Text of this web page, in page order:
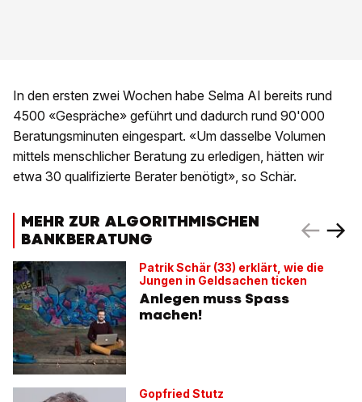
In den ersten zwei Wochen habe Selma AI bereits rund
4500 «Gespräche» geführt und dadurch rund 90'000
Beratungsminuten eingespart. «Um dasselbe Volumen
mittels menschlicher Beratung zu erledigen, hätten wir
etwa 30 qualifizierte Berater benötigt», so Schär.
MEHR ZUR ALGORITHMISCHEN
BANKBERATUNG
Patrik Schär (33) erklärt, wie die
Jungen in Geldsachen ticken
Anlegen muss Spass
machen!
Gopfried Stutz